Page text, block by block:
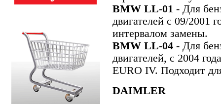
BMW LL-01 - Для
двигателей с 09/2001
интервалом замены.
BMW LL-04 - Для
двигателей, с 2004
EURO IV. Подходит
DAIMLER